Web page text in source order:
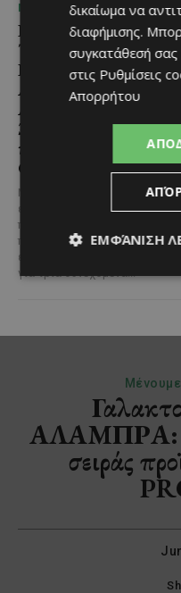
ΜΈΝΟΥΜΕ ΕΝΗΜΕΡΩΜΈΝΟΙ
Εμβληματική
Τουριστική Έκταση
Παραλιακή Ζώνη
Αλαμινού με
Αδειοδοτημένη
Ξενοδοχειακή
και Πανοραμική Θέα
Θάλασσας
Μια εξαιρετικά σπάνια
επενδυτική ευκαιρία
παρουσιάζεται στην παραλιακή
περιοχή του Αλαμινού, στην
επαρχία Λάρνακας. Πρόκειται
για τρία συνεχόμενα...
δικαίωμα να
διαφήμισης.
συγκατάθεσή
στις Ρυθμίσεις
Απορρήτου
ΕΜΦΆΝΙΣΗ